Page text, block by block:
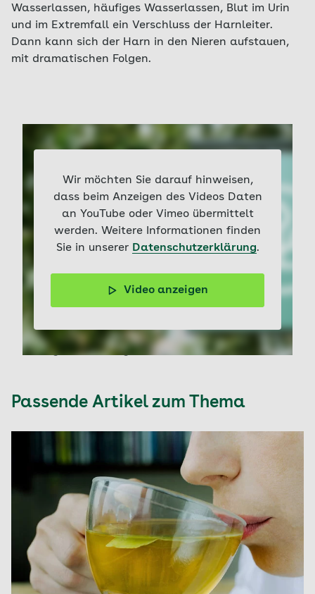
Wasserlassen, häufiges Wasserlassen, Blut im Urin
und im Extremfall ein Verschluss der Harnleiter.
Dann kann sich der Harn in den Nieren aufstauen,
mit dramatischen Folgen.
Wir möchten Sie darauf hinweisen,
dass beim Anzeigen des Videos Daten
an YouTube oder Vimeo übermittelt
werden. Weitere Informationen finden
Sie in unserer Datenschutzerklärung.
Video anzeigen
Prostatakrebs ist die häufigste Krebserkrankung bei
Männern, aber oft gut heilbar. Entscheidend ist die
möglichen Symptome es gibt und welche
Vorsorgeuntersuchungen sinnvoll sind.
Passende Artikel zum Thema